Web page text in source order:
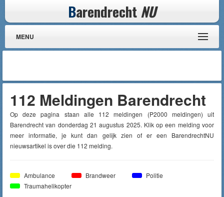
Barendrecht NU
MENU
112 Meldingen Barendrecht
Op deze pagina staan alle 112 meldingen (P2000 meldingen) uit
Barendrecht van donderdag 21 augustus 2025. Klik op een melding voor
meer informatie, je kunt dan gelijk zien of er een BarendrechtNU
nieuwsartikel is over die 112 melding.
Ambulance Brandweer
Politie
Traumahelikopter